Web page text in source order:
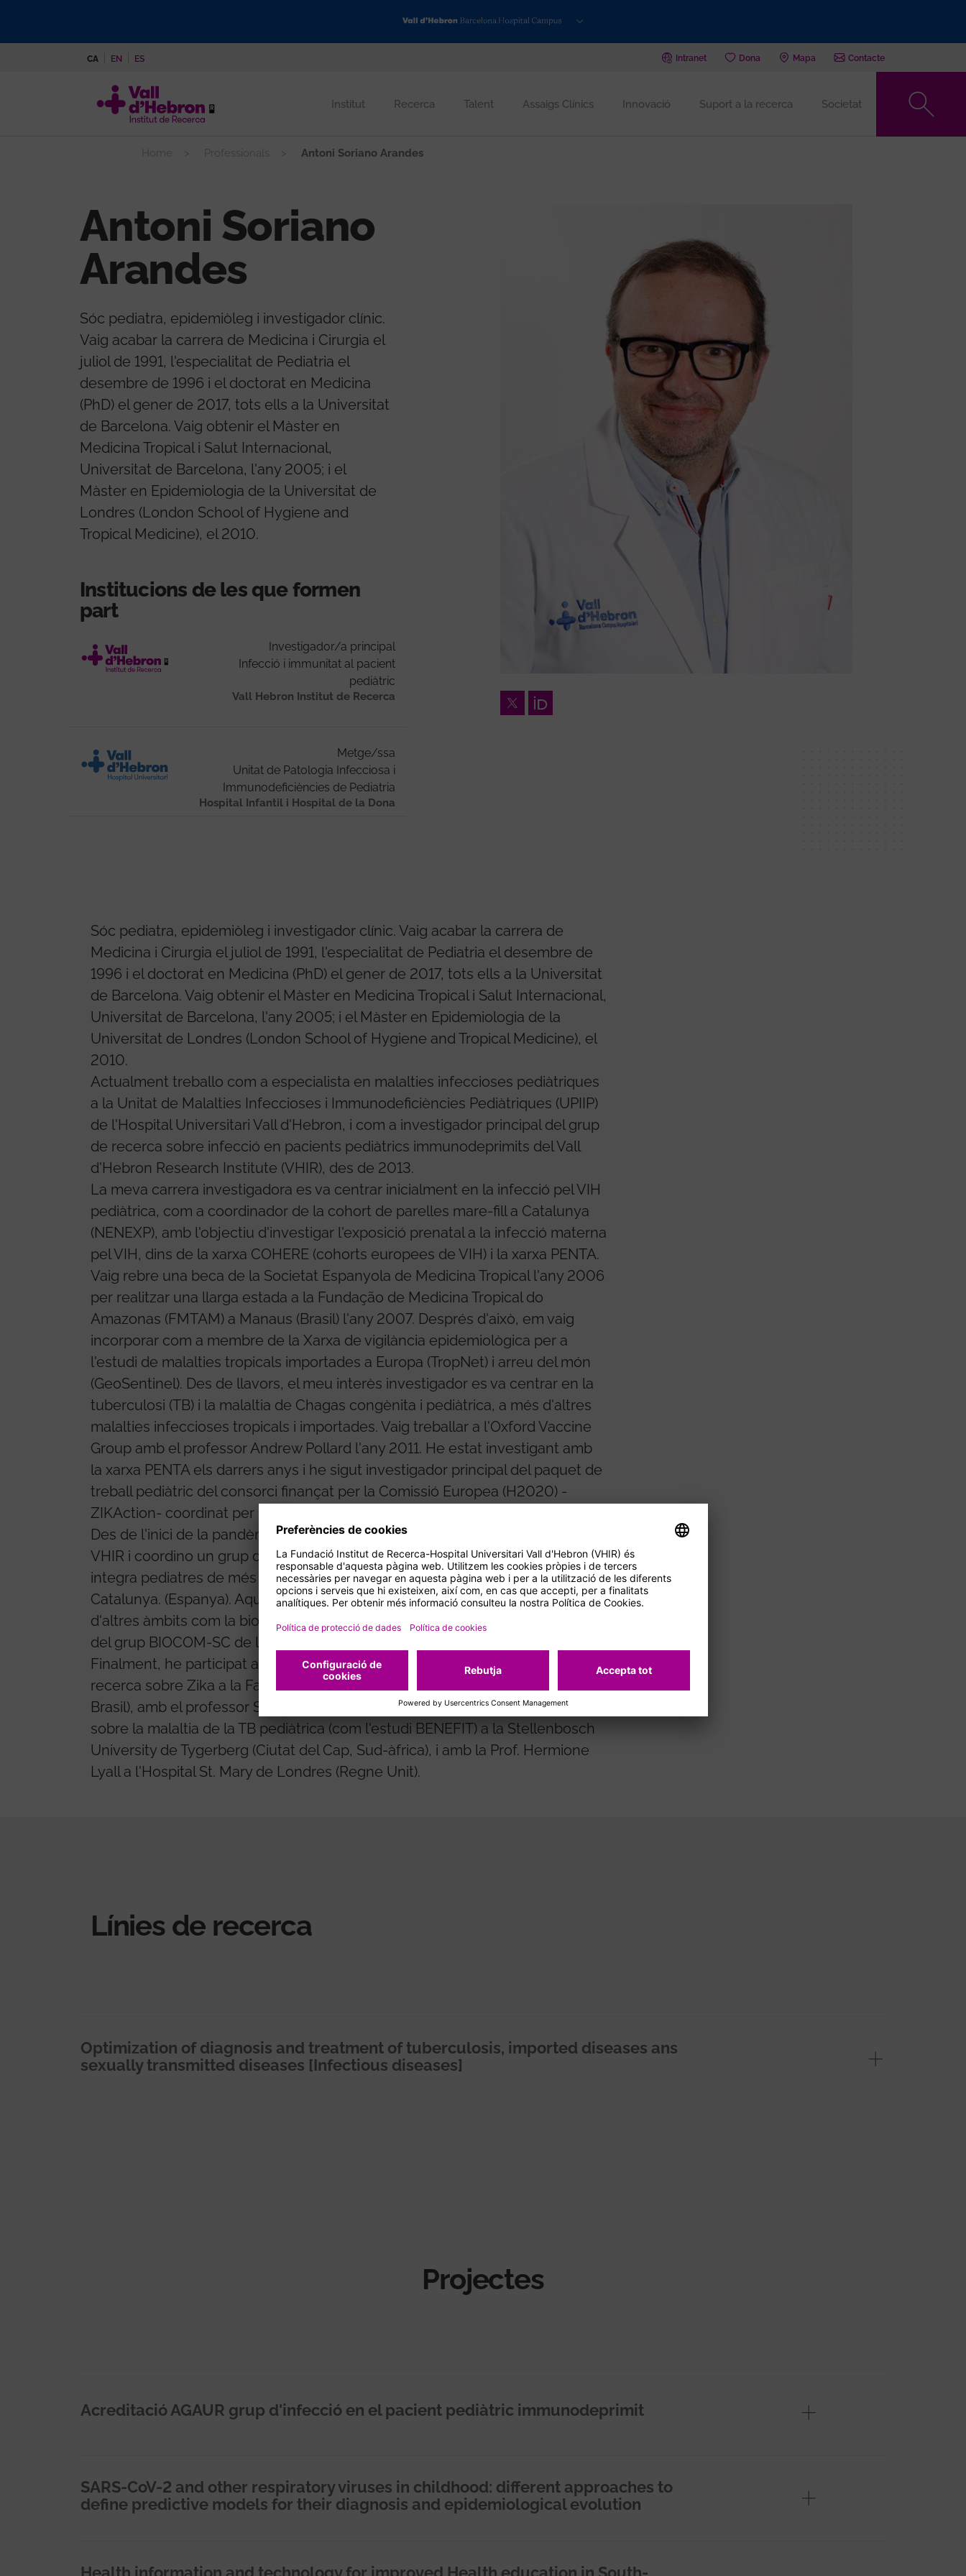
CA EN ES Intranet Dona Mapa Contacte
Institut Recerca Talent Assaigs Clínics Innovació Suport a la recerca Societat
Home Professionals Antoni Soriano Arandes
Antoni Soriano
Arandes
Sóc pediatra, epidemiòleg i investigador clínic.
Vaig acabar la carrera de Medicina i Cirurgia el
juliol de 1991, l'especialitat de Pediatria el
desembre de 1996 i el doctorat en Medicina
(PhD) el gener de 2017, tots ells a la Universitat
de Barcelona. Vaig obtenir el Màster en
Medicina Tropical i Salut Internacional,
Universitat de Barcelona, ​​l'any 2005; i el
Màster en Epidemiologia de la Universitat de
Londres (London School of Hygiene and
Tropical Medicine), el 2010.
Institucions de les que formen
part
Investigador/a principal
Infecció i immunitat al pacient
pediàtric
Vall Hebron Institut de Recerca
Metge/ssa
Unitat de Patologia Infecciosa i
Immunodeficiències de Pediatria
Hospital Infantil i Hospital de la Dona
TwitterOrcid
Sóc pediatra, epidemiòleg i investigador clínic. Vaig acabar la carrera de
Medicina i Cirurgia el juliol de 1991, l'especialitat de Pediatria el desembre de
1996 i el doctorat en Medicina (PhD) el gener de 2017, tots ells a la Universitat
de Barcelona. Vaig obtenir el Màster en Medicina Tropical i Salut Internacional,
Universitat de Barcelona, ​​l'any 2005; i el Màster en Epidemiologia de la
Universitat de Londres (London School of Hygiene and Tropical Medicine), el
2010.
Actualment treballo com a especialista en malalties infeccioses pediàtriques
a la Unitat de Malalties Infeccioses i Immunodeficiències Pediàtriques (UPIIP)
de l'Hospital Universitari Vall d'Hebron, i com a investigador principal del grup
de recerca sobre infecció en pacients pediàtrics immunodeprimits del Vall
d'Hebron Research Institute (VHIR), des de 2013.
La meva carrera investigadora es va centrar inicialment en la infecció pel VIH
pediàtrica, com a coordinador de la cohort de parelles mare-fill a Catalunya
(NENEXP), amb l'objectiu d'investigar l'exposició prenatal a la infecció materna
pel VIH, dins de la xarxa COHERE (cohorts europees de VIH) i la xarxa PENTA.
Vaig rebre una beca de la Societat Espanyola de Medicina Tropical l'any 2006
per realitzar una llarga estada a la Fundação de Medicina Tropical do
Amazonas (FMTAM) a Manaus (Brasil) l'any 2007. Després d'això, em vaig
incorporar com a membre de la Xarxa de vigilància epidemiològica per a
l'estudi de malalties tropicals importades a Europa (TropNet) i arreu del món
(GeoSentinel). Des de llavors, el meu interès investigador es va centrar en la
tuberculosi (TB) i la malaltia de Chagas congènita i pediàtrica, a més d'altres
malalties infeccioses tropicals i importades. Vaig treballar a l'Oxford Vaccine
Group amb el professor Andrew Pollard l'any 2011. He estat investigant amb
la xarxa PENTA els darrers anys i he sigut investigador principal del paquet de
treball pediàtric del consorci finançat per la Comissió Europea (H2020) -
ZIKAction- coordinat per PENTA entre 2016 i 2021.
Des de l'inici de la pandèmia, lidero la recerca sobre la COVID-19 pediàtrica al
VHIR i coordino un grup de recerca COVID-19 a Catalunya (COPEDI-CAT) que
integra pediatres de més de 150 centres d'Atenció Primària i Hospitalària de
Catalunya. (Espanya). Aquest grup és multidisciplinari amb professionals
d'altres àmbits com la biofísica, la bioenginyeria, l'enginyeria informàtica, tots
del grup BIOCOM-SC de la Universitat Politècnica de Catalunya (UPC).
Finalment, he participat amb el professor Saulo Passos en projectes de
recerca sobre Zika a la Facultat de Medicina Jundiai (estat de São Paulo,
Brasil), amb el professor Simon Schaaf per a estades de recerca i estudis
sobre la malaltia de la TB pediàtrica (com l'estudi BENEFIT) a la Stellenbosch
University de Tygerberg (Ciutat del Cap, Sud-àfrica), i amb la Prof. Hermione
Lyall a l'Hospital St. Mary de Londres (Regne Unit).
Línies de recerca
Optimization of diagnosis and treatment of tuberculosis, imported diseases ans
sexually transmitted diseases [Infectious diseases]
Projectes
Acreditació AGAUR grup d'infecció en el pacient pediàtric immunodeprimit
SARS-CoV-2 and other respiratory viruses in childhood: different approaches to
define predictive models for their diagnosis and epidemiological evolution